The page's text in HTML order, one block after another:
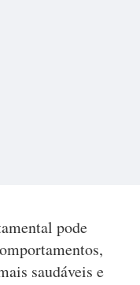
pode
saudáveis e